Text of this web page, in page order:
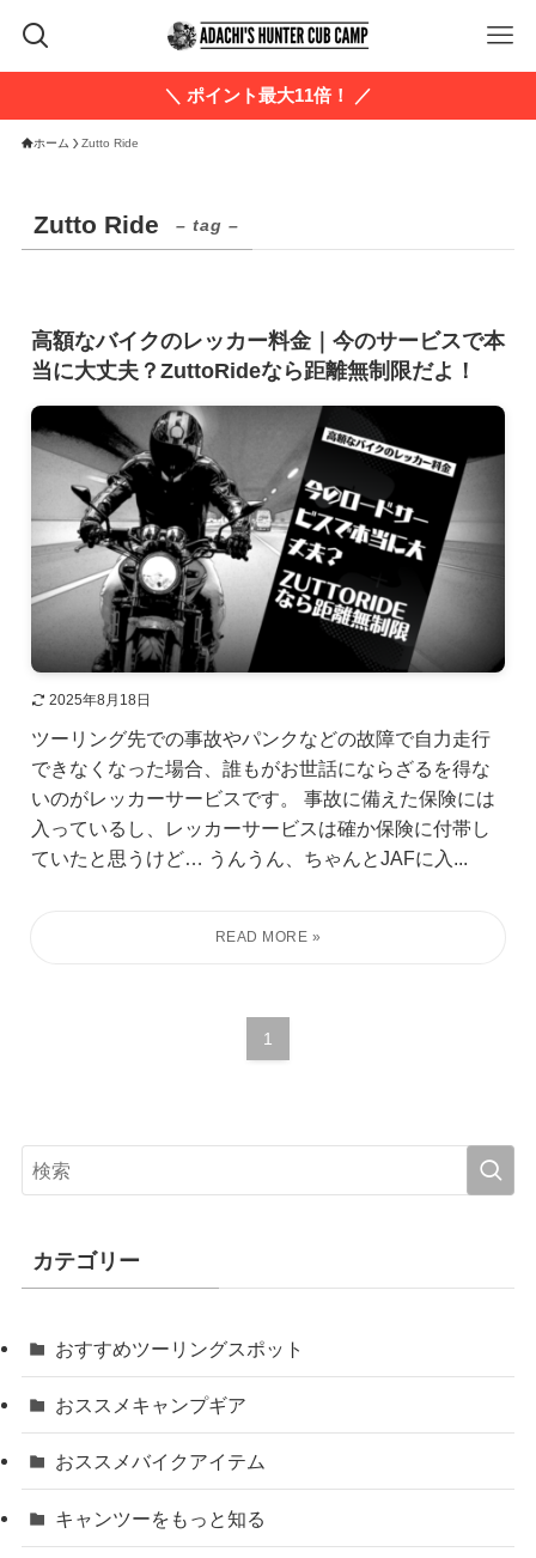
＼ ポイント最大11倍！ ／
ホーム Zutto Ride
Zutto Ride – tag –
高額なバイクのレッカー料金｜今のサービスで本
当に大丈夫？ZuttoRideなら距離無制限だよ！
2025年8月18日
ツーリング先での事故やパンクなどの故障で自力走行
できなくなった場合、誰もがお世話にならざるを得な
いのがレッカーサービスです。 事故に備えた保険には
入っているし、レッカーサービスは確か保険に付帯し
ていたと思うけど… うんうん、ちゃんとJAFに入...
1
カテゴリー
おすすめツーリングスポット
おススメキャンプギア
おススメバイクアイテム
キャンツーをもっと知る